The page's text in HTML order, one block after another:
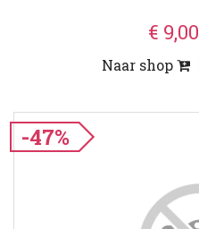
€ 9,00
Naar shop
-47%